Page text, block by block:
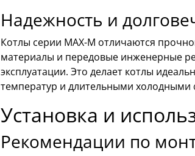
Надежность и
Котлы серии MAX-M отличаются
материалы и передовые инженерные
эксплуатации. Это делает котлы
температур и длительными холодными
Установка и
Рекомендации по